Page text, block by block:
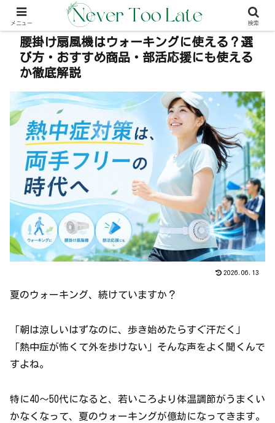
本事内には広告が含む場合があります（PR）
腰掛け扇風機はウォーキングに使える？選
び方・おすすめ商品・部活応援にも使える
か徹底解説
2026.06.13
夏のウォーキング、続けていますか？
「朝は涼しいはずなのに、歩き始めたらすぐ汗だく」
「熱中症が怖くて外を歩けない」そんな声をよく聞くんで
すよね。
特に40〜50代になると、若いころより体温調節がうまくい
かなくなって、夏のウォーキングが億劫になってきます。
メニュー 検索